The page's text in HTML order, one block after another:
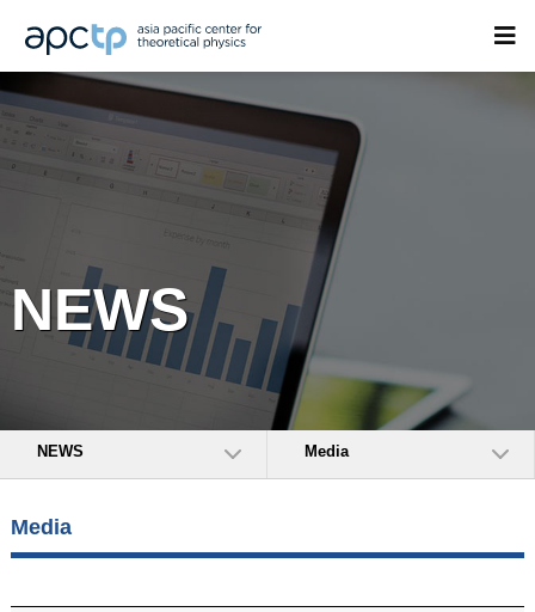
NEWS
NEWS Media
Media